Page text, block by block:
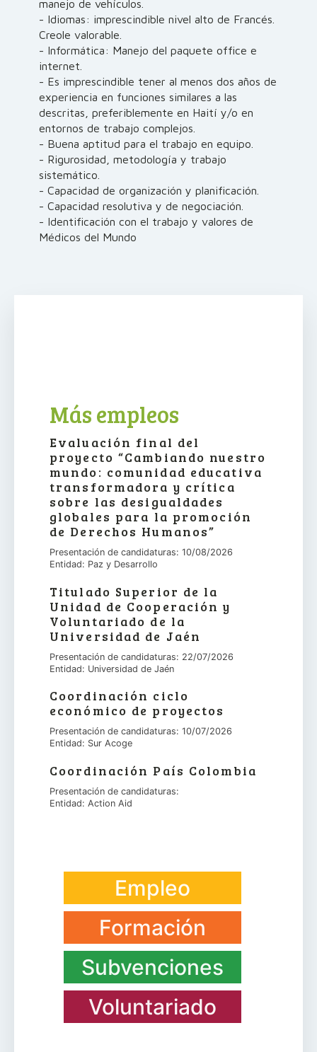
manejo de vehículos.
- Idiomas: imprescindible nivel alto de Francés.
Creole valorable.
- Informática: Manejo del paquete office e
internet.
- Es imprescindible tener al menos dos años de
experiencia en funciones similares a las
descritas, preferiblemente en Haití y/o en
entornos de trabajo complejos.
- Buena aptitud para el trabajo en equipo.
- Rigurosidad, metodología y trabajo
sistemático.
- Capacidad de organización y planificación.
- Capacidad resolutiva y de negociación.
- Identificación con el trabajo y valores de
Médicos del Mundo
Más empleos
Evaluación final del
proyecto “Cambiando nuestro
mundo: comunidad educativa
transformadora y crítica
sobre las desigualdades
globales para la promoción
de Derechos Humanos”
Presentación de candidaturas: 10/08/2026
Entidad: Paz y Desarrollo
Titulado Superior de la
Unidad de Cooperación y
Voluntariado de la
Universidad de Jaén
Presentación de candidaturas: 22/07/2026
Entidad: Universidad de Jaén
Coordinación ciclo
económico de proyectos
Presentación de candidaturas: 10/07/2026
Entidad: Sur Acoge
Coordinación País Colombia
Presentación de candidaturas:
Entidad: Action Aid
Empleo
Formación
Subvenciones
Voluntariado